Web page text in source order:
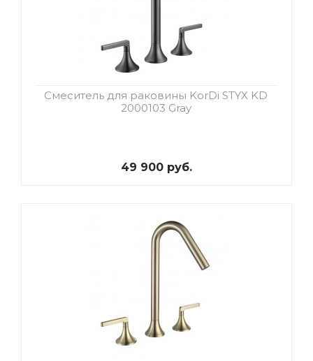
Смеситель для раковины KorDi STYX KD
2000103 Gray
49 900 руб.